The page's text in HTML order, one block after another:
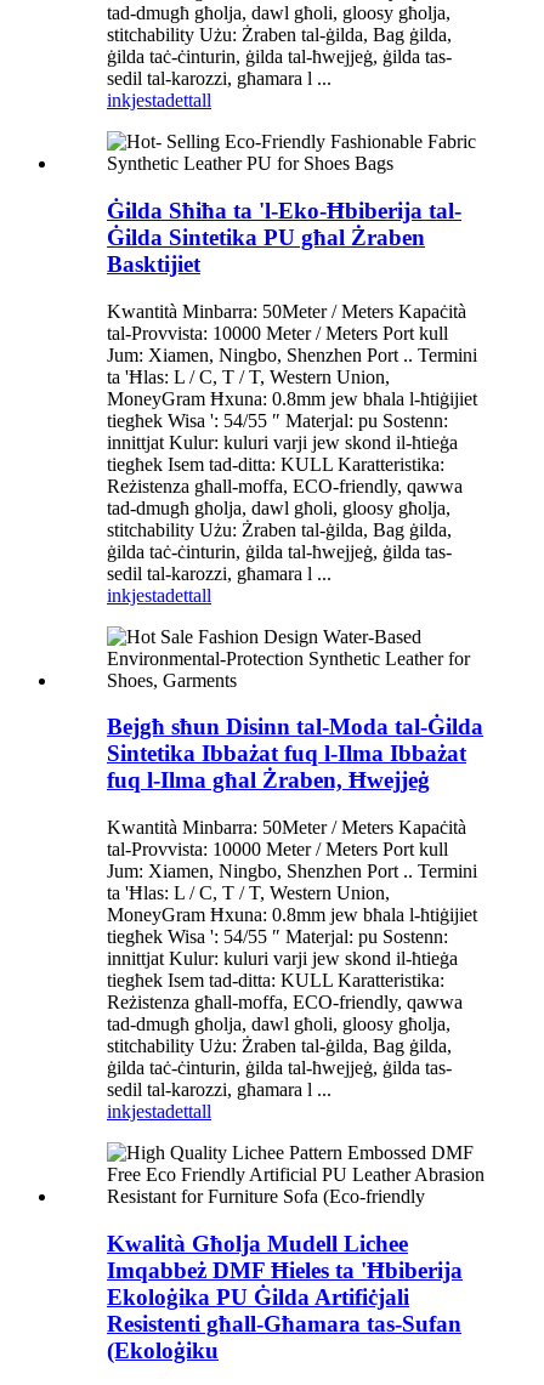
tad-dmugħ għolja, dawl għoli, gloosy għolja,
stitchability Użu: Żraben tal-ġilda, Bag ġilda,
ġilda taċ-ċinturin, ġilda tal-ħwejjeġ, ġilda tas-
sedil tal-karozzi, għamara l ...
inkjestadettall
Ġilda Sħiħa ta 'l-Eko-Ħbiberija tal-
Ġilda Sintetika PU għal Żraben
Basktijiet
Kwantità Minbarra: 50Meter / Meters Kapaċità
tal-Provvista: 10000 Meter / Meters Port kull
Jum: Xiamen, Ningbo, Shenzhen Port .. Termini
ta 'Ħlas: L / C, T / T, Western Union,
MoneyGram Ħxuna: 0.8mm jew bħala l-ħtiġijiet
tiegħek Wisa ': 54/55 ″ Materjal: pu Sostenn:
innittjat Kulur: kuluri varji jew skond il-ħtieġa
tiegħek Isem tad-ditta: KULL Karatteristika:
Reżistenza għall-moffa, ECO-friendly, qawwa
tad-dmugħ għolja, dawl għoli, gloosy għolja,
stitchability Użu: Żraben tal-ġilda, Bag ġilda,
ġilda taċ-ċinturin, ġilda tal-ħwejjeġ, ġilda tas-
sedil tal-karozzi, għamara l ...
inkjestadettall
Bejgħ sħun Disinn tal-Moda tal-Ġilda
Sintetika Ibbażat fuq l-Ilma Ibbażat
fuq l-Ilma għal Żraben, Ħwejjeġ
Kwantità Minbarra: 50Meter / Meters Kapaċità
tal-Provvista: 10000 Meter / Meters Port kull
Jum: Xiamen, Ningbo, Shenzhen Port .. Termini
ta 'Ħlas: L / C, T / T, Western Union,
MoneyGram Ħxuna: 0.8mm jew bħala l-ħtiġijiet
tiegħek Wisa ': 54/55 ″ Materjal: pu Sostenn:
innittjat Kulur: kuluri varji jew skond il-ħtieġa
tiegħek Isem tad-ditta: KULL Karatteristika:
Reżistenza għall-moffa, ECO-friendly, qawwa
tad-dmugħ għolja, dawl għoli, gloosy għolja,
stitchability Użu: Żraben tal-ġilda, Bag ġilda,
ġilda taċ-ċinturin, ġilda tal-ħwejjeġ, ġilda tas-
sedil tal-karozzi, għamara l ...
inkjestadettall
Kwalità Għolja Mudell Lichee
Imqabbeż DMF Ħieles ta 'Ħbiberija
Ekoloġika PU Ġilda Artifiċjali
Resistenti għall-Għamara tas-Sufan
(Ekoloġiku